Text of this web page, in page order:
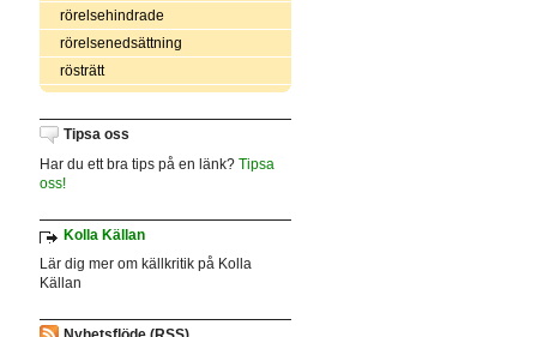
rörelsehindrade
rörelsenedsättning
rösträtt
Tipsa oss
Har du ett bra tips på en länk? Tipsa
oss!
Kolla Källan
Lär dig mer om källkritik på Kolla
Källan